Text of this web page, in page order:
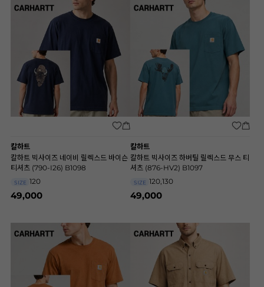
칼하트
칼하트 빅사이즈 네이비 릴렉스드 바이슨
티셔츠 (790-I26) B1098
SIZE 120
49,000
칼하트
칼하트 빅사이즈 하버틸 릴렉스드 무스 티
셔츠 (876-HV2) B1097
SIZE 120,130
49,000